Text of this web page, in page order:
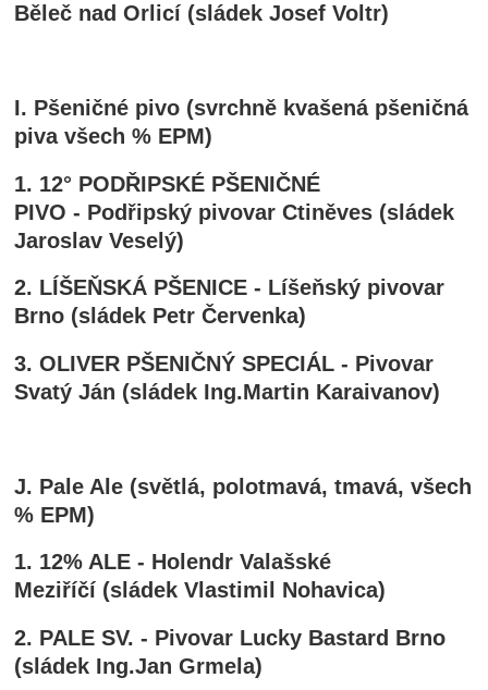
Běleč nad Orlicí (sládek Josef Voltr)
I. Pšeničné pivo (svrchně kvašená pšeničná
piva všech % EPM)
1. 12° PODŘIPSKÉ PŠENIČNÉ
PIVO - Podřipský pivovar Ctiněves (sládek
Jaroslav Veselý)
2. LÍŠEŇSKÁ PŠENICE - Líšeňský pivovar
Brno (sládek Petr Červenka)
3. OLIVER PŠENIČNÝ SPECIÁL - Pivovar
Svatý Ján (sládek Ing.Martin Karaivanov)
J. Pale Ale (světlá, polotmavá, tmavá, všech
% EPM)
1. 12% ALE - Holendr Valašské
Meziříčí (sládek Vlastimil Nohavica)
2. PALE SV. - Pivovar Lucky Bastard Brno
(sládek Ing.Jan Grmela)